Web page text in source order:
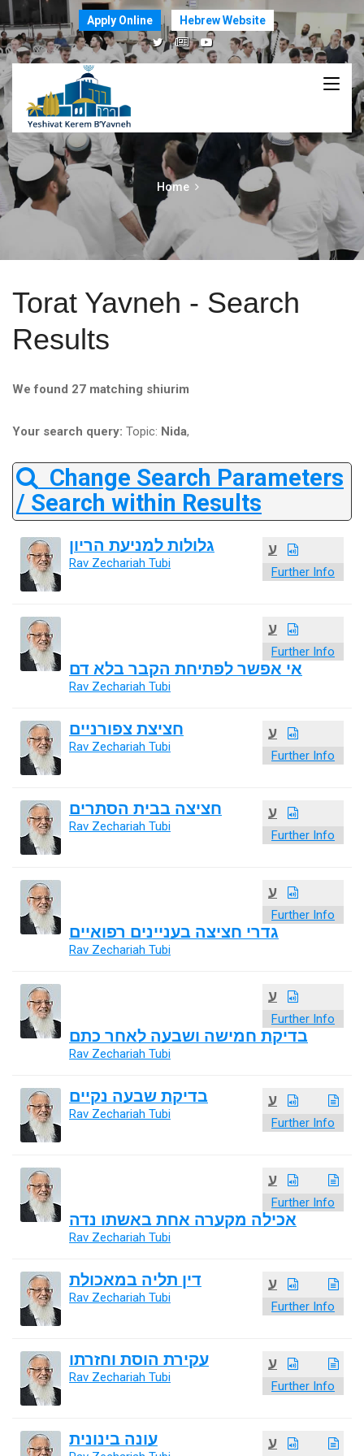
Apply Online Hebrew Website
Home
Torat Yavneh - Search
Results
We found 27 matching shiurim
Your search query: Topic: Nida,
Change Search Parameters
/ Search within Results
ע
Further Info
גלולות למניעת הריון
Rav Zechariah Tubi
ע
Further Info
אי אפשר לפתיחת הקבר בלא דם
Rav Zechariah Tubi
ע
Further Info
חציצת צפורניים
Rav Zechariah Tubi
ע
Further Info
חציצה בבית הסתרים
Rav Zechariah Tubi
ע
Further Info
גדרי חציצה בעניינים רפואיים
Rav Zechariah Tubi
ע
Further Info
בדיקת חמישה ושבעה לאחר כתם
Rav Zechariah Tubi
ע
Further Info
בדיקת שבעה נקיים
Rav Zechariah Tubi
ע
Further Info
אכילה מקערה אחת באשתו נדה
Rav Zechariah Tubi
ע
Further Info
דין תליה במאכולת
Rav Zechariah Tubi
ע
Further Info
עקירת הוסת וחזרתו
Rav Zechariah Tubi
ע עונה בינונית